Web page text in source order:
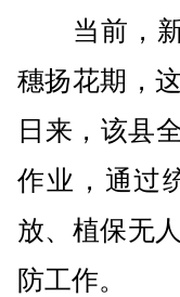
当前，新
穗扬花期，
日来，该县
作业，通过
放、植保无
防工作。